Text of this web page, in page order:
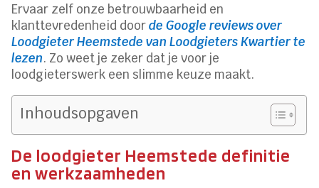
Ervaar zelf onze betrouwbaarheid en
klanttevredenheid doorde Google reviews over
Loodgieter Heemstede van Loodgieters Kwartier te
lezen. Zo weet je zeker dat je voor je
loodgieterswerk een slimme keuze maakt.
Inhoudsopgaven
De loodgieter Heemstede definitie
en werkzaamheden